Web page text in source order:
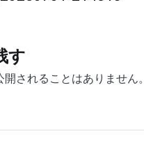
す
されることはありません。